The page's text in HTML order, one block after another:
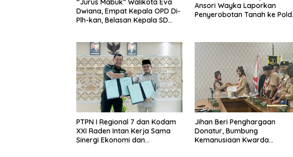
Dwiana, Empat Kepala OPD Di-
Plh-kan, Belasan Kepala SD
Ansori Wayka Laporkan
Penyerobotan Tanah ke
PTPN I Regional 7 dan Kodam
XXI Raden Intan Kerja Sama
Sinergi Ekonomi dan
Jihan Beri Penghargaan
Donatur, Bumbung
Kemanusiaan Kwarda